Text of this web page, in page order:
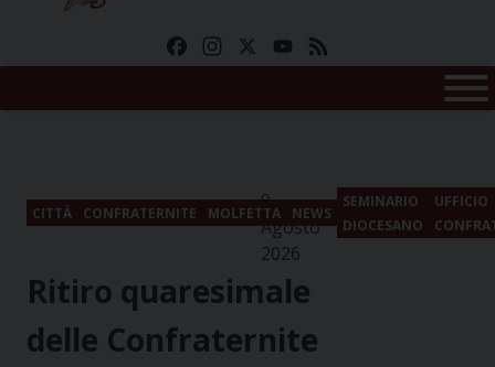
FacebookInstagramYouTube
CITTÀ CONFRATERNITE MOLFETTA NEWS
SEMINARIO
DIOCESANO
UFFICIO
9
Agosto
2026
Ritiro quaresimale
delle Confraternite